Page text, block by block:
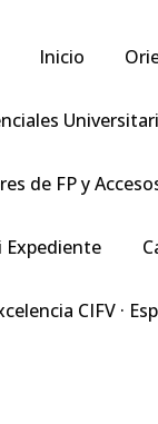
Inicio
de FP y
Expediente
CIFV ·